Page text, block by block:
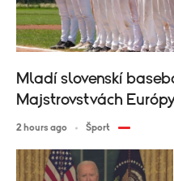
Mladí slovenskí
Majstrovstvách
2 hours ago Šport